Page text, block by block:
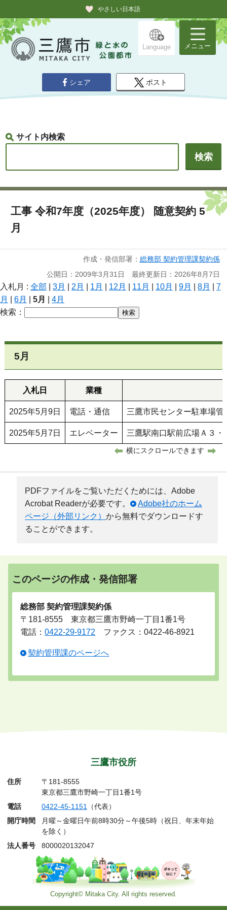
やさしい日本語
Language メニュー
シェア ポスト
サイト内検索
工事 令和7年度（2025年度） 随意契約 5
月
作成・発信部署： 総務部 契約管理課契約係
公開日：2009年3月31日 最終更新日：2026年8月7日
入札月 : 全部 3月 2月 1月 12月 11月 10月 9月 8月
7
月
6月 5月
4月
検索：
5月
入札日 業種
2025年5月9日 電話・通信 三鷹市民センター駐車場
2025年5月7日 エレベーター 三鷹駅南口駅前広場Ａ３
横にスクロールできます
PDFファイルをご覧いただくためには、Adobe
Acrobat Readerが必要です。
Adobe社のホーム
ページ（外部リンク） から無料でダウンロードす
ることができます。
このページの作成・発信部署
総務部 契約管理課契約係
〒181-8555 東京都三鷹市野崎一丁目1番1号
電話：0422-29-9172 ファクス：0422-46-8921
契約管理課のページへ
三鷹市役所
住所
〒181-8555
東京都三鷹市野崎一丁目1番1号
電話
0422-45-1151（代表）
開庁時間
月曜～金曜日午前8時30分～午後5時（祝日、年末年始
を除く）
法人番号
8000020132047
Copyright© Mitaka City. All rights reserved.